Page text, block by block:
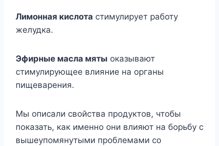
Лимонная кислота стимулирует работу
желудка.
Эфирные масла мяты оказывают
стимулирующее влияние на органы
пищеварения.
Мы описали свойства продуктов, чтобы
показать, как именно они влияют на борьбу с
вышеупомянутыми проблемами со